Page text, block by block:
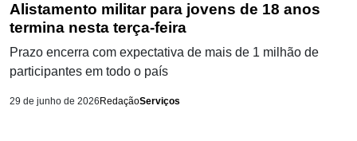
Alistamento militar para jovens de 18 anos
termina nesta terça-feira
Prazo encerra com expectativa de mais de 1 milhão de
participantes em todo o país
29 de junho de 2026 RedaçãoServiços